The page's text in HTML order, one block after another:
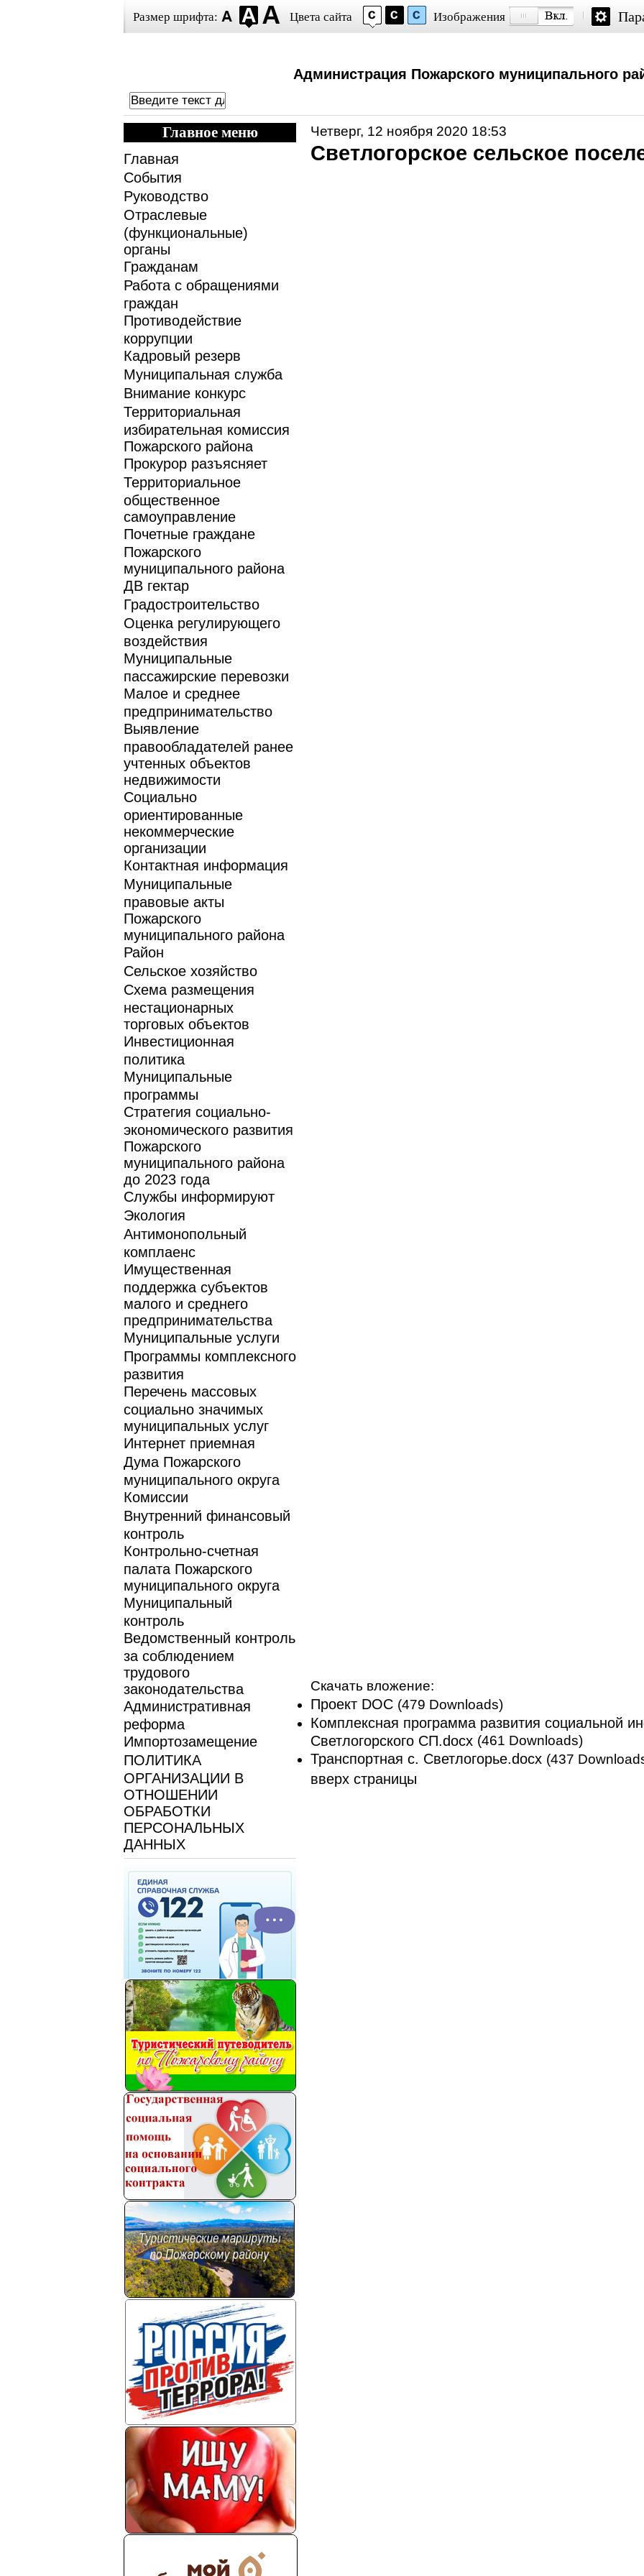
Размер шрифта: Цвета сайта Изображения
Администрация Пожарского муниципального
Главное меню
Главная
События
Руководство
Отраслевые
(функциональные)
органы
Гражданам
Работа с обращениями
граждан
Противодействие
коррупции
Кадровый резерв
Муниципальная служба
Внимание конкурс
Территориальная
избирательная комиссия
Пожарского района
Прокурор разъясняет
Территориальное
общественное
самоуправление
Почетные граждане
Пожарского
муниципального района
ДВ гектар
Градостроительство
Оценка регулирующего
воздействия
Муниципальные
пассажирские перевозки
Малое и среднее
предпринимательство
Выявление
правообладателей ранее
учтенных объектов
недвижимости
Социально
ориентированные
некоммерческие
организации
Контактная информация
Муниципальные
правовые акты
Пожарского
муниципального района
Район
Сельское хозяйство
Схема размещения
нестационарных
торговых объектов
Инвестиционная
политика
Муниципальные
программы
Стратегия социально-
экономического развития
Пожарского
муниципального района
до 2023 года
Службы информируют
Экология
Антимонопольный
комплаенс
Имущественная
поддержка субъектов
малого и среднего
предпринимательства
Муниципальные услуги
Программы комплексного
развития
Перечень массовых
социально значимых
муниципальных услуг
Интернет приемная
Дума Пожарского
муниципального округа
Комиссии
Внутренний финансовый
контроль
Контрольно-счетная
палата Пожарского
муниципального округа
Муниципальный
контроль
Ведомственный контроль
за соблюдением
трудового
законодательства
Административная
реформа
Импортозамещение
ПОЛИТИКА
ОРГАНИЗАЦИИ В
ОТНОШЕНИИ
ОБРАБОТКИ
ПЕРСОНАЛЬНЫХ
ДАННЫХ
Четверг, 12 ноября 2020 18:53
Светлогорское сельское
Скачать вложение:
Проект DOC (479 Downloads)
Комплексная программа развития социальной
Светлогорского СП.docx (461 Downloads)
Транспортная с. Светлогорье.docx (437
вверх страницы